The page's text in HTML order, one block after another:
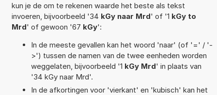
kun je de om te rekenen waarde het beste als tekst
invoeren, bijvoorbeeld '34 kGy naar Mrd' of '1 kGy to
Mrd' of gewoon '67 kGy':
In de meeste gevallen kan het woord 'naar' (of '=' / '-
>') tussen de namen van de twee eenheden worden
weggelaten, bijvoorbeeld '1 kGy Mrd' in plaats van
'34 kGy naar Mrd'.
In de afkortingen voor 'vierkant' en 'kubisch' kan het